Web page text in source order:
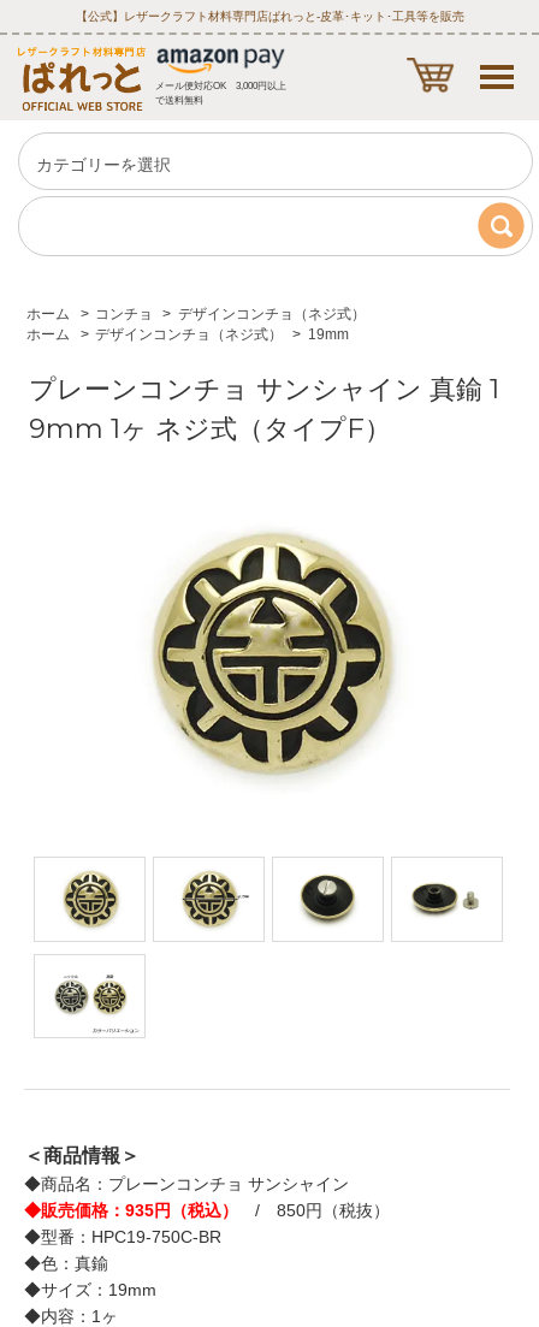
【公式】レザークラフト材料専門店ぱれっと‐皮革･キット･工具等を販売
メール便対応OK 3,000円以上
で送料無料
ホーム > コンチョ > デザインコンチョ（ネジ式）
ホーム
> デザインコンチョ（ネジ式） > 19mm
プレーンコンチョ サンシャイン 真鍮 1
9mm 1ヶ ネジ式（タイプF）
＜商品情報＞
◆商品名：プレーンコンチョ サンシャイン
◆販売価格：935円（税込）
/ 850円（税抜）
◆型番：HPC19-750C-BR
◆色：真鍮
◆サイズ：19mm
◆内容：1ヶ